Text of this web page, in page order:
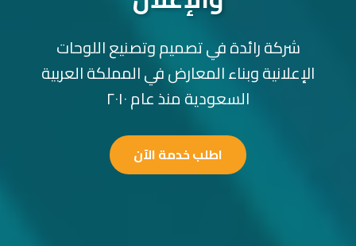
شركة رائدة في تصميم وتصنيع اللوحات
الإعلانية وبناء المعارض في المملكة العربية
السعودية منذ عام ٢٠١٠
اطلب خدمة الآن